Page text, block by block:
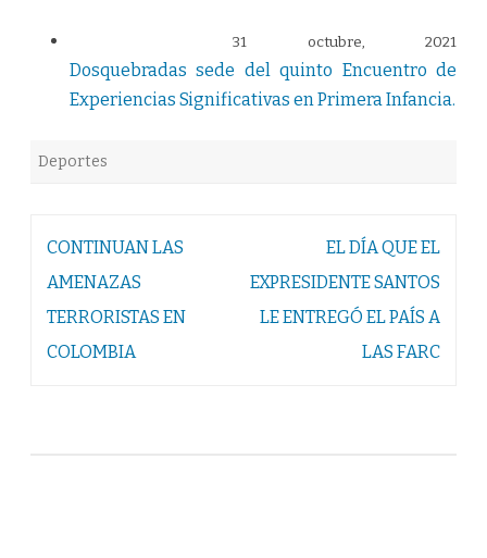
31 octubre, 2021
Dosquebradas sede del quinto Encuentro de
Experiencias Significativas en Primera Infancia.
Deportes
Navegación
de
entradas
CONTINUAN LAS
AMENAZAS
TERRORISTAS EN
COLOMBIA
EL DÍA QUE EL
EXPRESIDENTE SANTOS
LE ENTREGÓ EL PAÍS A
LAS FARC